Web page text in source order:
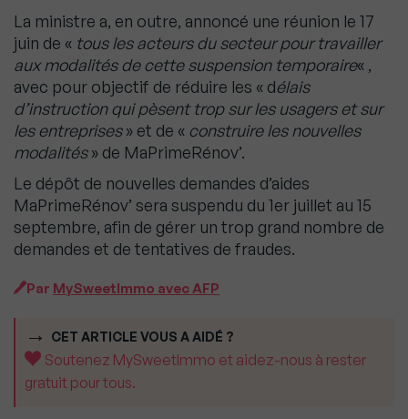
La ministre a, en outre, annoncé une réunion le 17
juin de « tous les acteurs du secteur pour travailler
aux modalités de cette suspension temporaire« ,
avec pour objectif de réduire les « délais
d’instruction qui pèsent trop sur les usagers et sur
les entreprises» et de « construire les nouvelles
modalités» de MaPrimeRénov’.
Le dépôt de nouvelles demandes d’aides
MaPrimeRénov’ sera suspendu du 1er juillet au 15
septembre, afin de gérer un trop grand nombre de
demandes et de tentatives de fraudes.
Par MySweetImmo avec AFP
CET ARTICLE VOUS A AIDÉ ?
Soutenez MySweetImmo et aidez-nous à rester
gratuit pour tous.